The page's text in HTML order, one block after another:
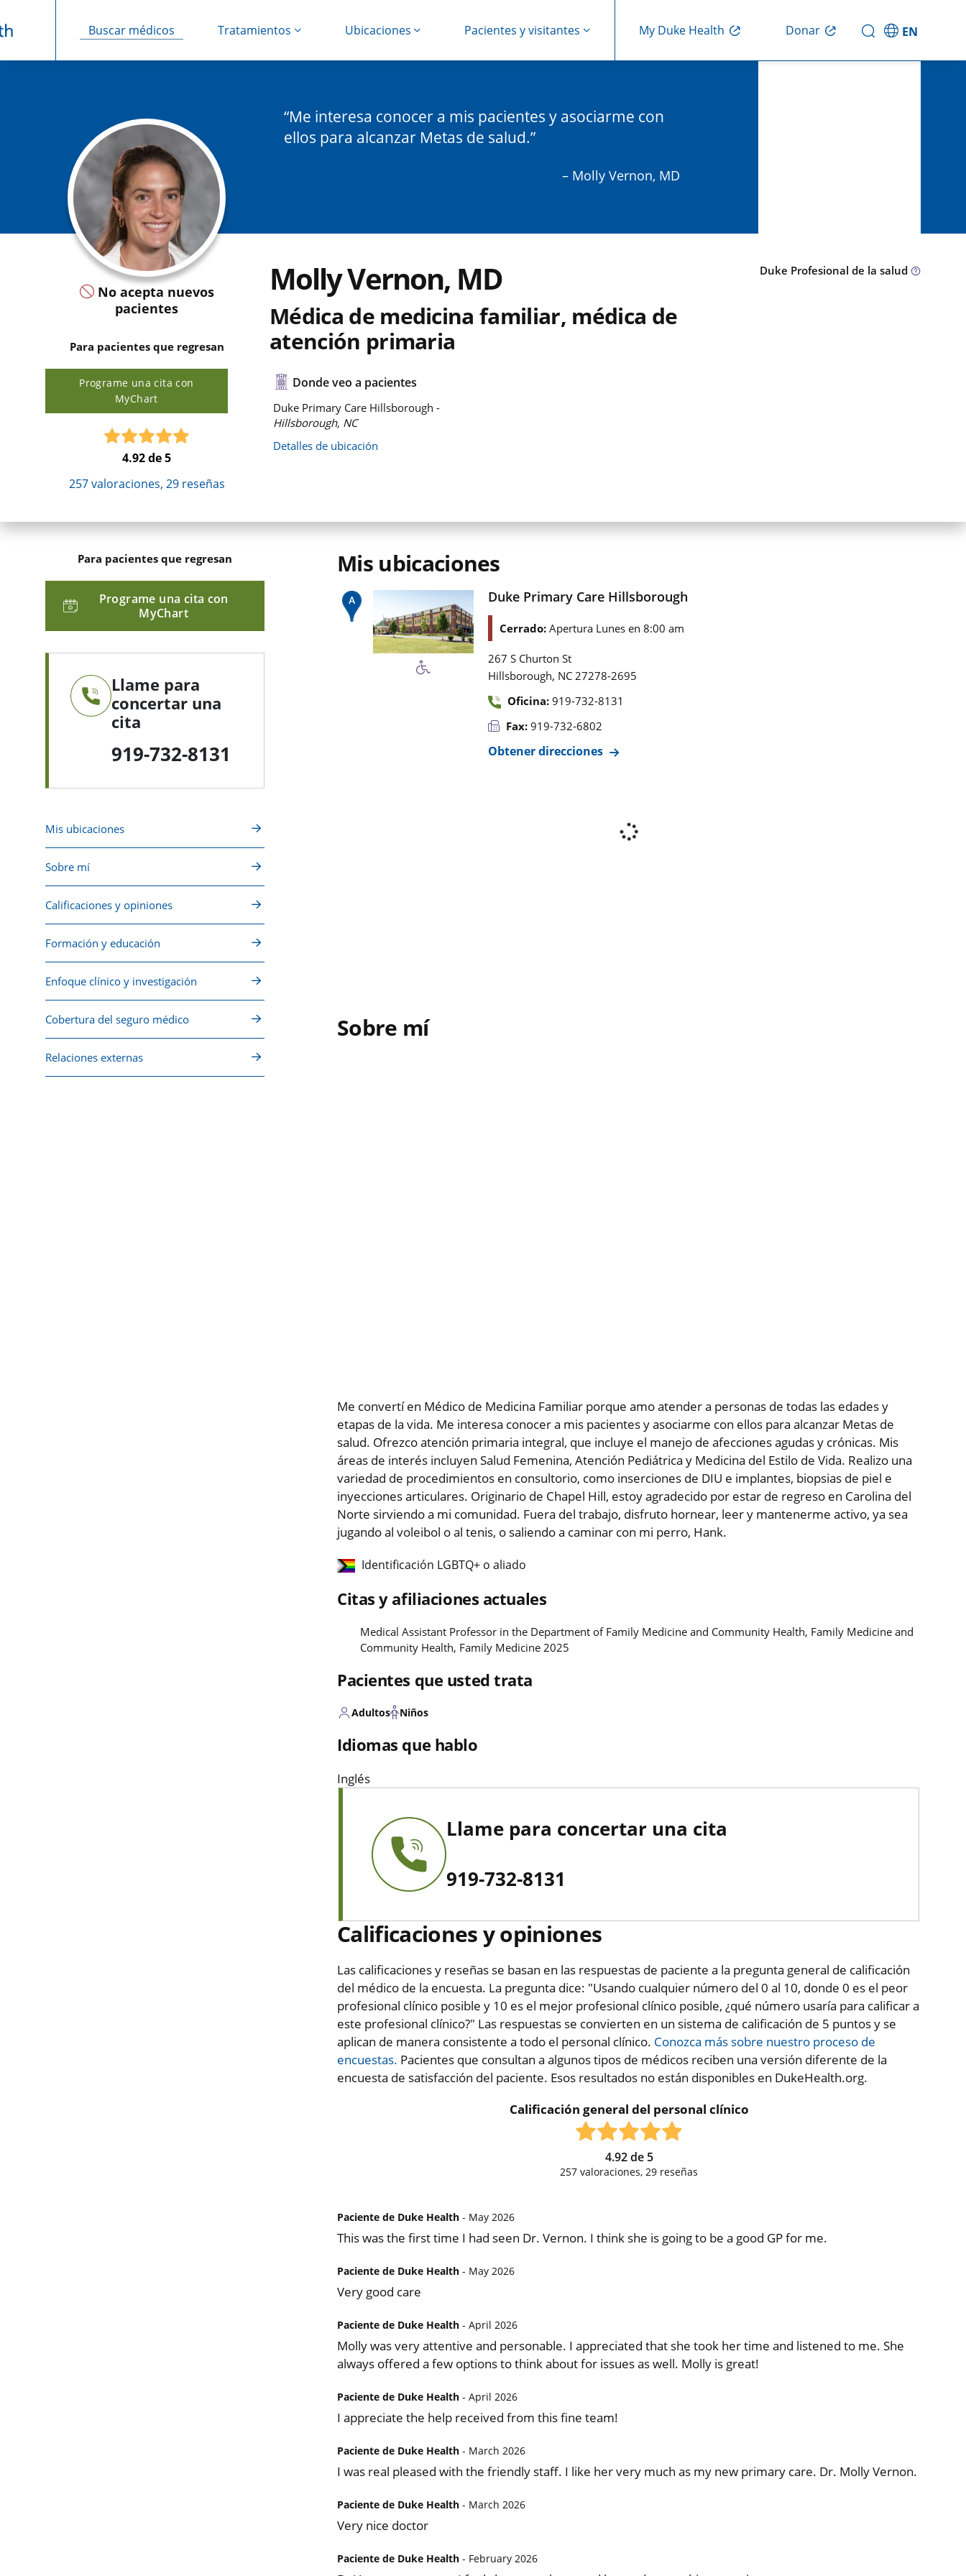
Buscar médicos Tratamientos Ubicaciones Pacientes y visitantes My Duke Health Donar EN
No acepta nuevos
pacientes
Para pacientes que regresan
Programe una cita con
MyChart
4.92de 5
257valoraciones, 29reseñas
Me interesa conocer a mis pacientes y asociarme con
ellos para alcanzar Metas de salud.
– Molly Vernon, MD
Molly Vernon, MD
Médica de medicina familiar, médica de
atención primaria
Duke Profesional de la salud
Donde veo a pacientes
Duke Primary Care Hillsborough -
Hillsborough, NC
Detalles de ubicación
Para pacientes que regresan
Programe una cita con
MyChart
Llame para
concertar una
cita
919-732-8131
Mis ubicaciones
Sobre mí
Calificaciones y opiniones
Formación y educación
Enfoque clínico y investigación
Cobertura del seguro médico
Relaciones externas
Mis ubicaciones
Duke Primary Care Hillsborough
Cerrado: Apertura Lunes en 8:00 am
267 S Churton St
Hillsborough, NC 27278-2695
Oficina: 919-732-8131
Fax: 919-732-6802
Obtener direcciones
Sobre mí
Me convertí en Médico de Medicina Familiar porque amo atender a personas de todas las edades y
etapas de la vida. Me interesa conocer a mis pacientes y asociarme con ellos para alcanzar Metas de
salud. Ofrezco atención primaria integral, que incluye el manejo de afecciones agudas y crónicas. Mis
áreas de interés incluyen Salud Femenina, Atención Pediátrica y Medicina del Estilo de Vida. Realizo una
variedad de procedimientos en consultorio, como inserciones de DIU e implantes, biopsias de piel e
inyecciones articulares. Originario de Chapel Hill, estoy agradecido por estar de regreso en Carolina del
Norte sirviendo a mi comunidad. Fuera del trabajo, disfruto hornear, leer y mantenerme activo, ya sea
jugando al voleibol o al tenis, o saliendo a caminar con mi perro, Hank.
Identificación LGBTQ+ o aliado
Citas y afiliaciones actuales
Medical Assistant Professor in the Department of Family Medicine and Community Health, Family Medicine and
Community Health, Family Medicine 2025
Pacientes que usted trata
Adultos Niños
Idiomas que hablo
Inglés
Llame para concertar una cita
919-732-8131
Calificaciones y opiniones
Las calificaciones y reseñas se basan en las respuestas de paciente a la pregunta general de calificación
del médico de la encuesta. La pregunta dice: "Usando cualquier número del 0 al 10, donde 0 es el peor
profesional clínico posible y 10 es el mejor profesional clínico posible, ¿qué número usaría para calificar a
este profesional clínico?" Las respuestas se convierten en un sistema de calificación de 5 puntos y se
aplican de manera consistente a todo el personal clínico. Conozca más sobre nuestro proceso de
encuestas. Pacientes que consultan a algunos tipos de médicos reciben una versión diferente de la
encuesta de satisfacción del paciente. Esos resultados no están disponibles en DukeHealth.org.
Calificación general del personal clínico
4.92de 5
257 valoraciones, 29 reseñas
Paciente de Duke Health - May 2026
This was the first time I had seen Dr. Vernon. I think she is going to be a good GP for me.
Paciente de Duke Health - May 2026
Very good care
Paciente de Duke Health - April 2026
Molly was very attentive and personable. I appreciated that she took her time and listened to me. She
always offered a few options to think about for issues as well. Molly is great!
Paciente de Duke Health - April 2026
I appreciate the help received from this fine team!
Paciente de Duke Health - March 2026
I was real pleased with the friendly staff. I like her very much as my new primary care. Dr. Molly Vernon.
Paciente de Duke Health - March 2026
Very nice doctor
Paciente de Duke Health - February 2026